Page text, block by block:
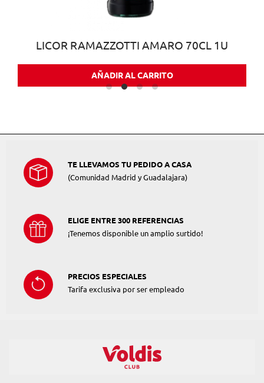
LICOR RAMAZZOTTI AMARO 70CL 1U
AÑADIR AL CARRITO
TE LLEVAMOS TU PEDIDO A CASA
(Comunidad Madrid y Guadalajara)
ELIGE ENTRE 300 REFERENCIAS
¡Tenemos disponible un amplio surtido!
PRECIOS ESPECIALES
Tarifa exclusiva por ser empleado